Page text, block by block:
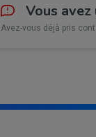
Vous
Avez-vous déjà pris